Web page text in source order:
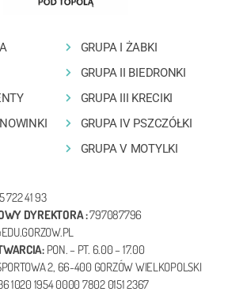
GRUPA I ŻABKI
GRUPA II BIEDRONKI
GRUPA III KRECIKI
GRUPA IV PSZCZÓŁKI
GRUPA V MOTYLKI
722 41 93
DYREKTORA :797087796
PON. – PT. 6.00 – 17.00
2, 66-400 GORZÓW WIELKOPOLSKI
1020 1954 0000 7802 0151 2367